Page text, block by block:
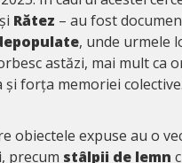
și Rătez – au fost
, unde urmele
astăzi, mai mult ca
forța memoriei colective.
obiectele expuse au o
, precum stâlpii de lemn